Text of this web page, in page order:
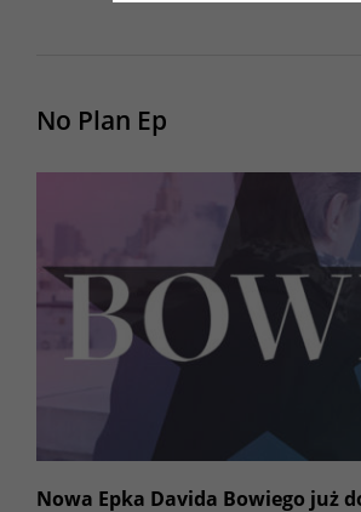
No Plan Ep
Nowa Epka Davida Bowiego już